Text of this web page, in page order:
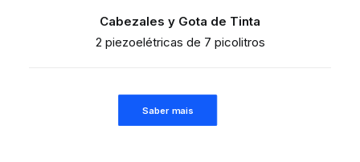
Cabezales y Gota de Tinta
2 piezoelétricas de 7 picolitros
Saber mais